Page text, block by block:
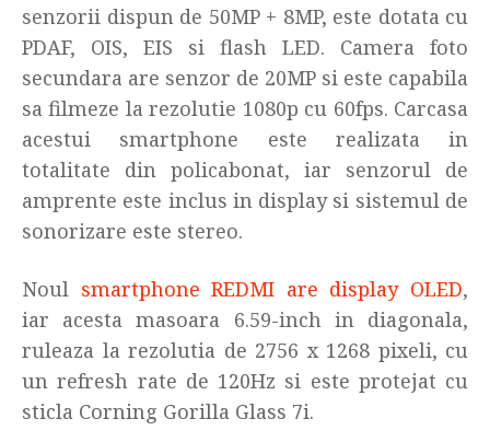
senzorii dispun de 50MP + 8MP, este dotata cu
PDAF, OIS, EIS si flash LED. Camera foto
secundara are senzor de 20MP si este capabila
sa filmeze la rezolutie 1080p cu 60fps. Carcasa
acestui smartphone este realizata in
totalitate din policabonat, iar senzorul de
amprente este inclus in display si sistemul de
sonorizare este stereo.
Noul smartphone REDMI are display OLED,
iar acesta masoara 6.59-inch in diagonala,
ruleaza la rezolutia de 2756 x 1268 pixeli, cu
un refresh rate de 120Hz si este protejat cu
sticla Corning Gorilla Glass 7i.